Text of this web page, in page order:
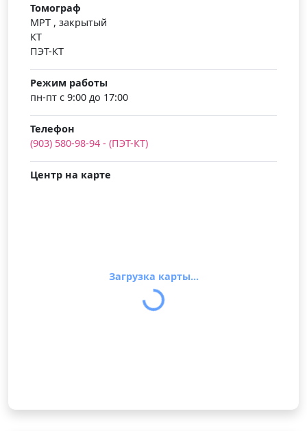
Томограф
МРТ , закрытый
КТ
ПЭТ-КТ
Режим работы
пн-пт с 9:00 до 17:00
Телефон
(903) 580-98-94 - (ПЭТ-КТ)
Центр на карте
Загрузка карты...